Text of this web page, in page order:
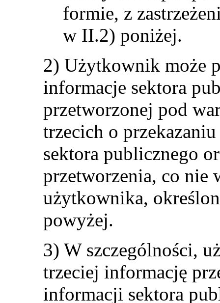
formie, z
w II.2) poniżej.
2) Użytkownik może
informacje sektora
przetworzonej pod
trzecich o
sektora publicznego
przetworzenia, co nie
użytkownika,
powyżej.
3) W szczególności,
trzeciej informację
informacji sektora